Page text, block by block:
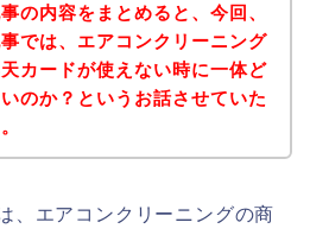
の内容をまとめると、今回、
では、エアコンクリーニング
カードが使えない時に一体ど
のか？というお話させていた
、エアコンクリーニングの商